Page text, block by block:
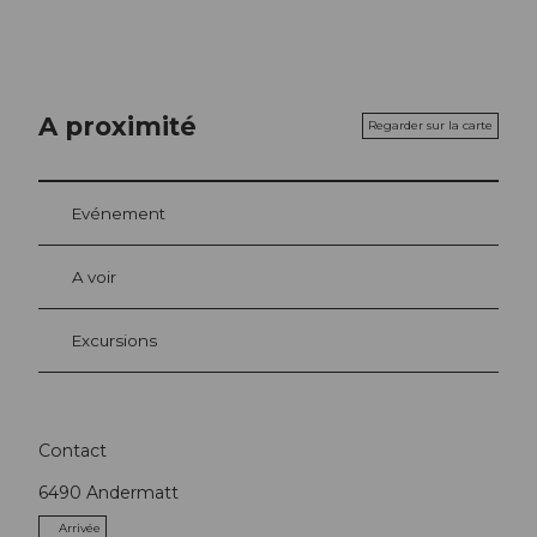
A proximité Regarder sur la carte
Evénement
A voir
Excursions
Contact
6490 Andermatt
Arrivée